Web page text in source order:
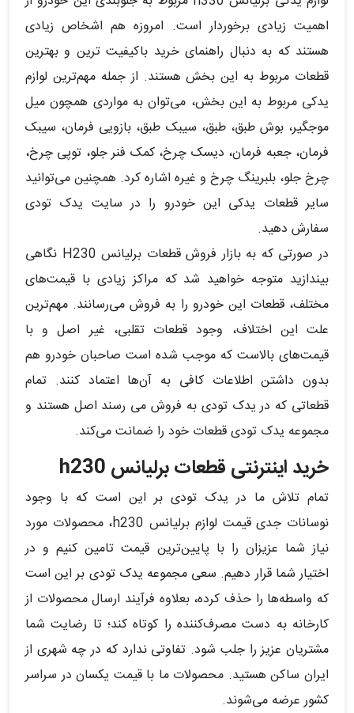
اهمیت زیادی برخوردار است. امروزه هم اشخاص زیادی
هستند که به دنبال راهنمای خرید باکیفیت ترین و بهترین
قطعات مربوط به این بخش هستند. از جمله مهم‌ترین لوازم
یدکی مربوط به این بخش، می‌توان به مواردی همچون میل
موجگیر، بوش طبق، طبق، سیبک طبق، بازویی فرمان، سیبک
فرمان، جعبه فرمان، دیسک چرخ، کمک فنر جلو، توپی چرخ،
چرخ جلو، بلبرینگ چرخ و غیره اشاره کرد. همچنین می‌توانید
سایر قطعات یدکی این خودرو را در سایت یدک تودی
سفارش دهید.
در صورتی که به بازار فروش قطعات برلیانس H230 نگاهی
بیندازید متوجه خواهید شد که مراکز زیادی با قیمت‌های
مختلف، قطعات این خودرو را به فروش می‌رسانند. مهم‌ترین
علت این اختلاف، وجود قطعات تقلبی، غیر اصل و با
قیمت‌های بالاست که موجب شده است صاحبان خودرو هم
بدون داشتن اطلاعات کافی به آن‌ها اعتماد کنند. تمام
قطعاتی که در یدک تودی به فروش می رسند اصل هستند و
مجموعه یدک تودی قطعات خود را ضمانت می‌کند.
خرید اینترنتی قطعات برلیانس h230
تمام تلاش ما در یدک تودی بر این است که با وجود
نوسانات جدی قیمت لوازم برلیانس h230، محصولات مورد
نیاز شما عزیزان را با پایین‌ترین قیمت تامین کنیم و در
اختیار شما قرار دهیم. سعی مجموعه یدک تودی بر این است
که واسطه‌ها را حذف کرده، بعلاوه فرآیند ارسال محصولات از
کارخانه به دست مصرف‌کننده را کوتاه کند؛ تا رضایت شما
مشتریان عزیز را جلب شود. تفاوتی ندارد که در چه شهری از
ایران ساکن هستید. محصولات ما با قیمت یکسان در سراسر
کشور عرضه می‌شوند.